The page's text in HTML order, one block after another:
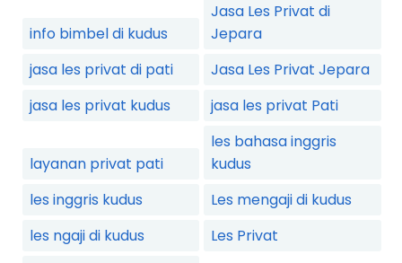
info bimbel di kudus
Jasa Les Privat di
Jepara
jasa les privat di pati
Jasa Les Privat Jepara
jasa les privat kudus
jasa les privat Pati
layanan privat pati
les bahasa inggris
kudus
les inggris kudus
Les mengaji di kudus
les ngaji di kudus
Les Privat